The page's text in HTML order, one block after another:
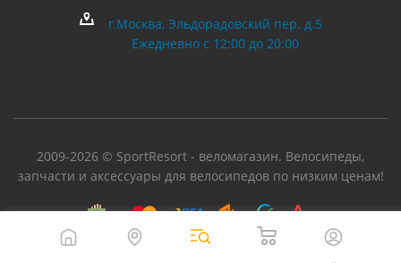
г.Москва, Эльдорадовский пер. д.5
Ежедневно с 12:00 до 20:00
2009-2026 © SportResort - веломагазин. Велосипеды,
запчасти и аксессуары для велосипедов по низким ценам!